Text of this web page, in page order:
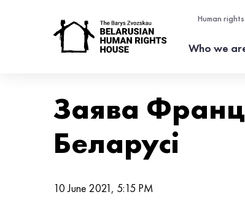
Human
Who we
Заява
Беларусі
10 June 2021, 5:15 PM